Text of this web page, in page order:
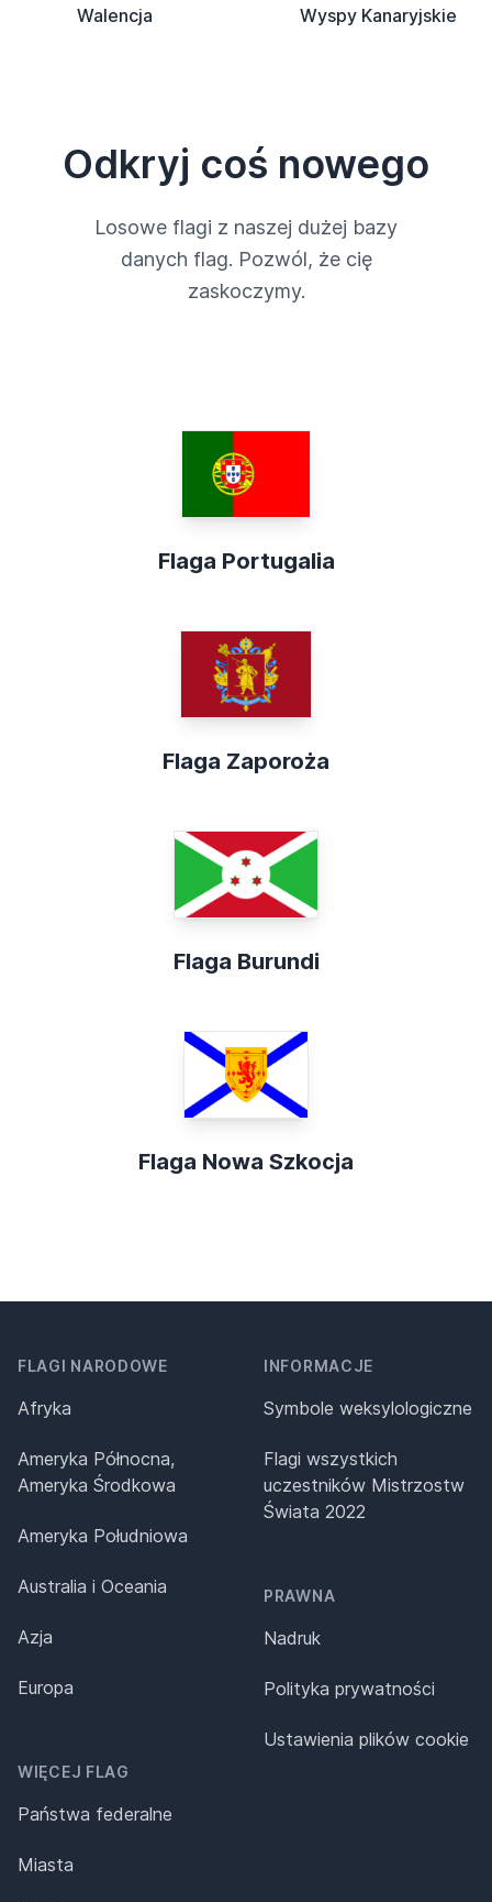
Walencja Wyspy Kanaryjskie
Odkryj coś nowego
Losowe flagi z naszej dużej bazy
danych flag. Pozwól, że cię
zaskoczymy.
Flaga Portugalia
Flaga Zaporoża
Flaga Burundi
Flaga Nowa Szkocja
FLAGI NARODOWE
Afryka
Ameryka Północna,
Ameryka Środkowa
Ameryka Południowa
Australia i Oceania
Azja
Europa
WIĘCEJ FLAG
Państwa federalne
Miasta
INFORMACJE
Symbole weksylologiczne
Flagi wszystkich
uczestników Mistrzostw
Świata 2022
PRAWNA
Nadruk
Polityka prywatności
Ustawienia plików cookie